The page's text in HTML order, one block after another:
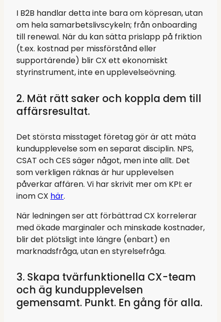
I B2B handlar detta inte bara om köpresan, utan
om hela samarbetslivscykeln; från onboarding
till renewal. När du kan sätta prislapp på friktion
(t.ex. kostnad per missförstånd eller
supportärende) blir CX ett ekonomiskt
styrinstrument, inte en upplevelseövning.
2. Mät rätt saker och koppla dem till
affärsresultat.
Det största misstaget företag gör är att mäta
kundupplevelse som en separat disciplin. NPS,
CSAT och CES säger något, men inte allt. Det
som verkligen räknas är hur upplevelsen
påverkar affären. Vi har skrivit mer om KPI: er
inom CX här.
När ledningen ser att förbättrad CX korrelerar
med ökade marginaler och minskade kostnader,
blir det plötsligt inte längre (enbart) en
marknadsfråga, utan en styrelsefråga.
3. Skapa tvärfunktionella CX-team
och äg kundupplevelsen
gemensamt. Punkt. En gång för alla.